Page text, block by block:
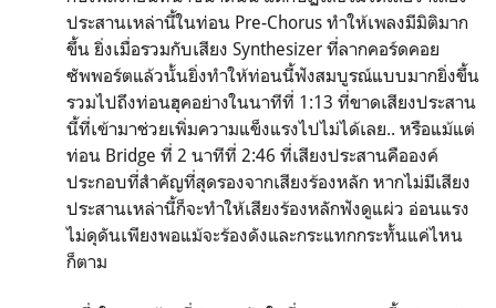
ประสานเหล่านี้ในท่อน Pre-Chorus ทำให้เพลงมีมิติมาก
ขึ้น ยิ่งเมื่อรวมกับเสียง Synthesizer ที่ลากคอร์ดคอย
ซัพพอร์ตแล้วนั้นยิ่งทำให้ท่อนนี้ฟังสมบูรณ์แบบมากยิ่งขึ้น
รวมไปถึงท่อนฮุคอย่างในนาทีที่ 1:13 ที่ขาดเสียงประสาน
นี้ที่เข้ามาช่วยเพิ่มความแข็งแรงไปไม่ได้เลย.. หรือแม้แต่
ท่อน Bridge ที่ 2 นาทีที่ 2:46 ที่เสียงประสานคือองค์
ประกอบที่สำคัญที่สุดรองจากเสียงร้องหลัก หากไม่มีเสียง
ประสานเหล่านี้ก็จะทำให้เสียงร้องหลักฟังดูแผ่ว อ่อนแรง
ไม่ดุดันเพียงพอแม้จะร้องดังและกระแทกกระทั้นแค่ไหน
ก็ตาม